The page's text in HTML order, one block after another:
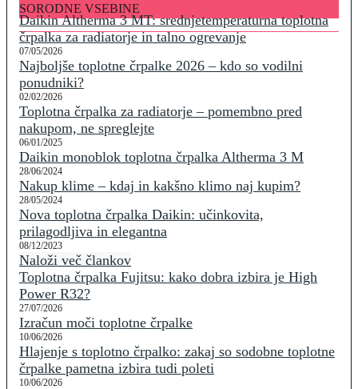
SORODNE VSEBINE
Daikin Altherma 3 MT: srednjetemperaturna toplotna
črpalka za radiatorje in talno ogrevanje
07/05/2026
Najboljše toplotne črpalke 2026 – kdo so vodilni
ponudniki?
02/02/2026
Toplotna črpalka za radiatorje – pomembno pred
nakupom, ne spreglejte
06/01/2025
Daikin monoblok toplotna črpalka Altherma 3 M
28/06/2024
Nakup klime – kdaj in kakšno klimo naj kupim?
28/05/2024
Nova toplotna črpalka Daikin: učinkovita,
prilagodljiva in elegantna
08/12/2023
Naloži več člankov
Toplotna črpalka Fujitsu: kako dobra izbira je High
Power R32?
27/07/2026
Izračun moči toplotne črpalke
10/06/2026
Hlajenje s toplotno črpalko: zakaj so sodobne toplotne
črpalke pametna izbira tudi poleti
10/06/2026